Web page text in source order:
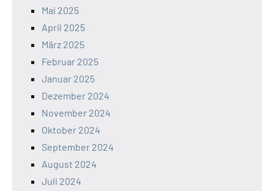
Mai 2025
April 2025
März 2025
Februar 2025
Januar 2025
Dezember 2024
November 2024
Oktober 2024
September 2024
August 2024
Juli 2024